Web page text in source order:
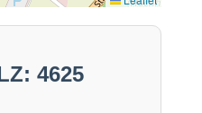
4625